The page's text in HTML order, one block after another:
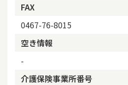
FAX
0467-76-8015
空き情報
-
介護保険事業所番号